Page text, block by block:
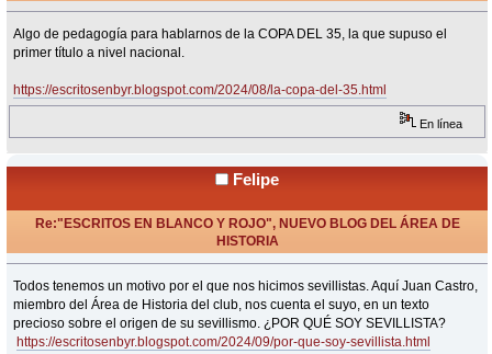
Algo de pedagogía para hablarnos de la COPA DEL 35, la que supuso el
primer título a nivel nacional.
https://escritosenbyr.blogspot.com/2024/08/la-copa-del-35.html
En línea
Felipe
Re:"ESCRITOS EN BLANCO Y ROJO", NUEVO BLOG DEL ÁREA DE
HISTORIA
Todos tenemos un motivo por el que nos hicimos sevillistas. Aquí Juan Castro,
miembro del Área de Historia del club, nos cuenta el suyo, en un texto
precioso sobre el origen de su sevillismo. ¿POR QUÉ SOY SEVILLISTA?
https://escritosenbyr.blogspot.com/2024/09/por-que-soy-sevillista.html